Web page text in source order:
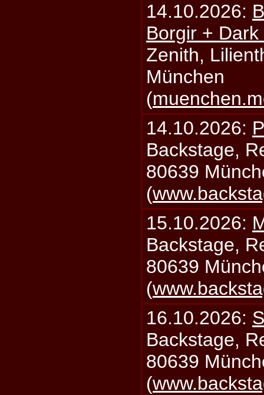
14.10.2026:
Borgir +
Zenith,
München
(
14.10.2026:
Backstage,
80639
(
15.10.2026:
Backstage,
80639
(
16.10.2026:
Backstage,
80639
(